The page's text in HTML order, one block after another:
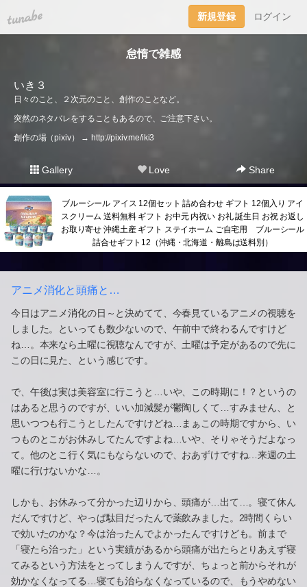
tuna.be 新規登録 ログイン
怠惰で雑感
いき３
日々のこと、２次元のこと、創作のことなど。
突然のネタバレをすることもあるので、ご注意下さい。
創作の場（pixiv） → http://pixiv.me/iki3
Gallery Love Share
ブルーシール アイス 12個セット 詰め合わせ ギフト 12個入り アイ
スクリーム 送料無料 ギフト お中元 内祝い お礼 誕生日 お祝 お返し
お取り寄せ 沖縄土産 ギフト ステイホーム ご自宅用 ブルーシール
詰合せギフト12（沖縄・北海道・離島は送料別）
アニメ消化と頭痛と…
今日はアニメ消化の日～と決めてて、今春見ているアニメの視聴を
しました。といっても数少ないので、午前中で終わるんですけど
ね…。本来なら土曜に視聴なんですが、土曜は予定があるので先に
この日に見た、という感じです。
で、午後は実は美容室に行こうと…いや、この時期に！？というの
はあると思うのですが、いい加減髪が鬱陶しくて…すみません、と
思いつつも行こうとしたんですけどね…まぁこの時期ですから、い
つものとこがお休みしてたんですよね…いや、そりゃそうだよなっ
て。他のとこ行く気にもならないので、おあずけですね…来週の土
曜に行けないかな…。
しかも、お休みって分かった辺りから、頭痛が…出て…。寝て休ん
だんですけど、やっぱ駄目だったんで薬飲みました。2時間くらい
で効いたのかな？今は治ったんでよかったんですけども。前まで
「寝たら治った」という実績があるから頭痛が出たらとりあえず寝
てみるという方法をとってしまうんですが、ちょっと前からそれが
効かなくなってる…寝ても治らなくなっているので、もうやめない